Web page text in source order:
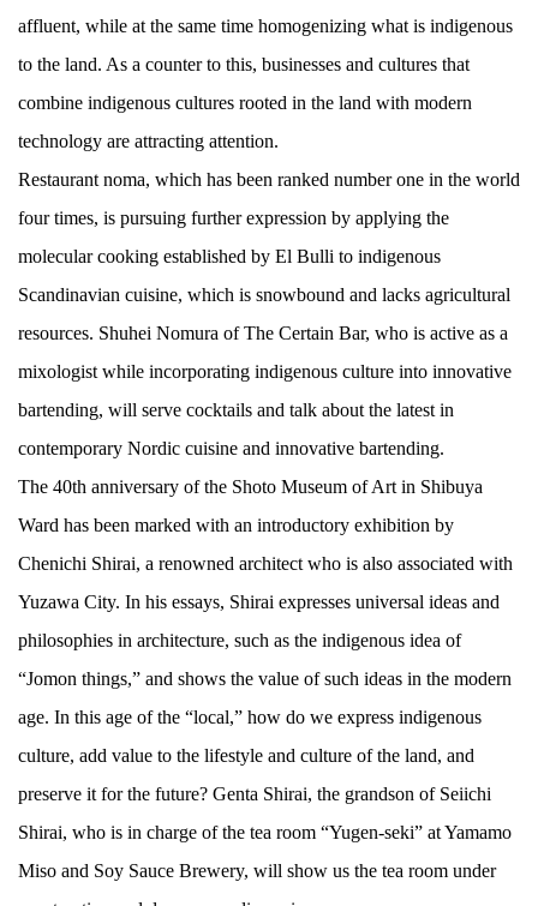
affluent, while at the same time homogenizing what is indigenous
to the land. As a counter to this, businesses and cultures that
combine indigenous cultures rooted in the land with modern
technology are attracting attention.
Restaurant noma, which has been ranked number one in the world
four times, is pursuing further expression by applying the
molecular cooking established by El Bulli to indigenous
Scandinavian cuisine, which is snowbound and lacks agricultural
resources. Shuhei Nomura of The Certain Bar, who is active as a
mixologist while incorporating indigenous culture into innovative
bartending, will serve cocktails and talk about the latest in
contemporary Nordic cuisine and innovative bartending.
The 40th anniversary of the Shoto Museum of Art in Shibuya
Ward has been marked with an introductory exhibition by
Chenichi Shirai, a renowned architect who is also associated with
Yuzawa City. In his essays, Shirai expresses universal ideas and
philosophies in architecture, such as the indigenous idea of
“Jomon things,” and shows the value of such ideas in the modern
age. In this age of the “local,” how do we express indigenous
culture, add value to the lifestyle and culture of the land, and
preserve it for the future? Genta Shirai, the grandson of Seiichi
Shirai, who is in charge of the tea room “Yugen-seki” at Yamamo
Miso and Soy Sauce Brewery, will show us the tea room under